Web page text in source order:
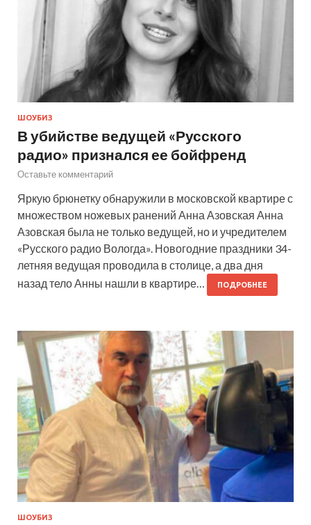
ШОУБИЗ
В убийстве ведущей «Русского
радио» признался ее бойфренд
Оставьте комментарий
Яркую брюнетку обнаружили в московской квартире с
множеством ножевых ранений Анна Азовская Анна
Азовская была не только ведущей, но и учредителем
«Русского радио Вологда». Новогодние праздники 34-
летняя ведущая проводила в столице, а два дня
назад тело Анны нашли в квартире…
ПОДРОБНЕЕ
ШОУБИЗ